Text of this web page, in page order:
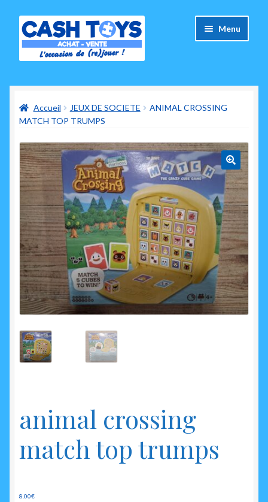
Aller
à
Aller
au
contenu
Menu
Carte Cadeau
Panier
Mes commandes
Mon compte
A propos de nous
Ouvrir
le
menu
enfant
Accueil JEUX DE SOCIETE
ANIMAL CROSSING
MATCH TOP TRUMPS
🔍
animal crossing
match top trumps
8.00€